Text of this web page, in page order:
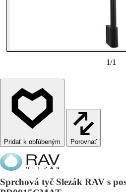
1/1
Porovnať
Sprchová tyč Slezák RAV s